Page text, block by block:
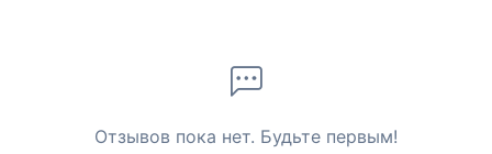
Отзывов пока нет. Будьте первым!